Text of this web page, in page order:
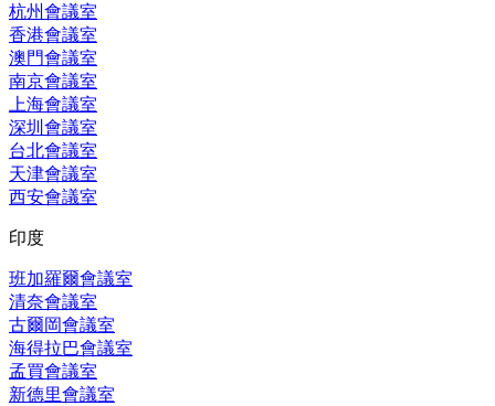
杭州會議室
香港會議室
澳門會議室
南京會議室
上海會議室
深圳會議室
台北會議室
天津會議室
西安會議室
印度
班加羅爾會議室
清奈會議室
古爾岡會議室
海得拉巴會議室
孟買會議室
新德里會議室